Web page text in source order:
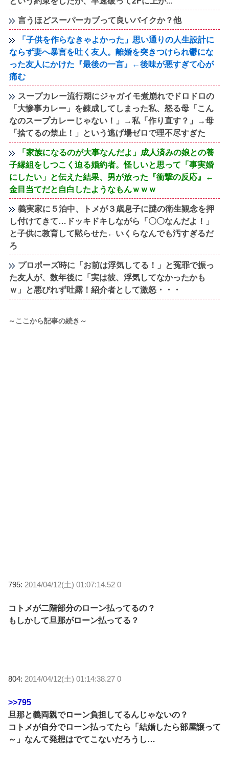
言うほどスーパーカブって良いバイクか？他
「子供を作らなきゃよかった」思い通りの人生設計に
ならず妻へ暴言を吐く友人。離婚を突きつけられ鬱にな
った友人にかけた『最後の一言』←後味が悪すぎて心が
痛む
スープカレー流行期にジャガイモ煮崩れでドロドロの
「大惨事カレー」を錬成してしまった私、怒る母「こん
なのスープカレーじゃない！」→私「作り直す？」→母
「捨てるの禁止！」という逃げ場ゼロで理不尽すぎた
「家族になるのが大事なんだよ」成人済みの娘との養
子縁組をしつこく迫る婚約者。怪しいと思って「事実婚
にしたい」と伝えた結果、男が放った『衝撃の反応』←
金目当てだと自白したようなもんｗｗｗ
義実家に５泊中、トメが３歳息子に謎の衛生観念を押
し付けてきて…ドッキドキしながら「〇〇なんだよ！」
と子供に教育して黙らせた←いくらなんでも汚すぎるだ
ろ
プロポーズ時に「お前は浮気してる！」と冤罪で振っ
た友人が、数年後に「実は彼、浮気してなかったかも
ｗ」と悪びれず吐露！紹介者として激怒・・・
～ここから記事の続き～
795: 2014/04/12(土) 01:07:14.52 0
コトメが二階部分のローン払ってるの？
もしかして旦那がローン払ってる？
804: 2014/04/12(土) 01:14:38.27 0
>>795
旦那と義両親でローン負担してるんじゃないの？
コトメが自分でローン払ってたら「結婚したら部屋譲って
～」なんて発想はでてこないだろうし…